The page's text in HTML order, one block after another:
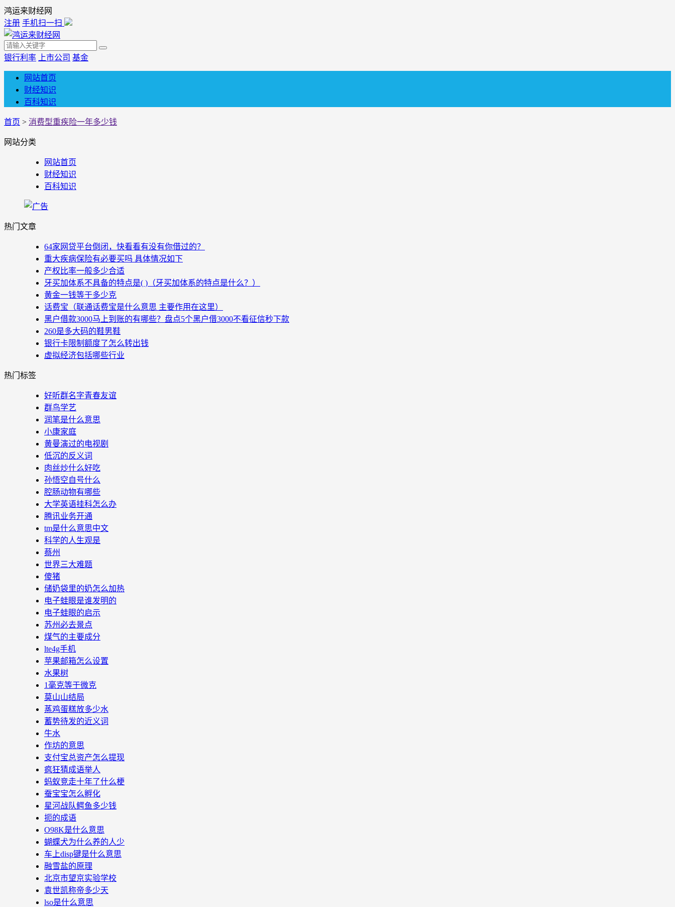
鸿运来财经网
注册 手机扫一扫
银行利率 上市公司 基金
网站首页
财经知识
百科知识
首页 > 消费型重疾险一年多少钱
网站分类
网站首页
财经知识
百科知识
热门文章
64家网贷平台倒闭，快看看有没有你借过的？
重大疾病保险有必要买吗 具体情况如下
产权比率一般多少合适
牙买加体系不具备的特点是( )（牙买加体系的特点是什么？）
黄金一钱等于多少克
话费宝（联通话费宝是什么意思 主要作用在这里）
黑户借款3000马上到账的有哪些？盘点5个黑户借3000不看征信秒下款
260是多大码的鞋男鞋
银行卡限制额度了怎么转出钱
虚拟经济包括哪些行业
热门标签
好听群名字青春友谊
群鸟学艺
润笔是什么意思
小康家庭
黄曼演过的电视剧
低沉的反义词
肉丝炒什么好吃
孙悟空自号什么
腔肠动物有哪些
大学英语挂科怎么办
腾讯业务开通
tm是什么意思中文
科学的人生观是
蔡州
世界三大难题
傻猪
储奶袋里的奶怎么加热
电子蛙眼是谁发明的
电子蛙眼的启示
苏州必去景点
煤气的主要成分
lte4g手机
苹果邮箱怎么设置
水果树
1毫克等于微克
莫山山结局
蒸鸡蛋糕放多少水
蓄势待发的近义词
牛水
作坊的意思
支付宝总资产怎么提现
疯狂猜成语举人
蚂蚁竞走十年了什么梗
蚕宝宝怎么孵化
星河战队鳄鱼多少钱
扼的成语
O98K是什么意思
蝴蝶犬为什么养的人少
车上disp键是什么意思
融雪盐的原理
北京市望京实验学校
袁世凯称帝多少天
lso是什么意思